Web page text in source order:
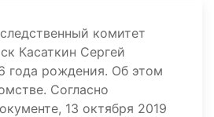
комитет
Касаткин Сергей
года рождения. Об этом
Согласно
13 октября 2019